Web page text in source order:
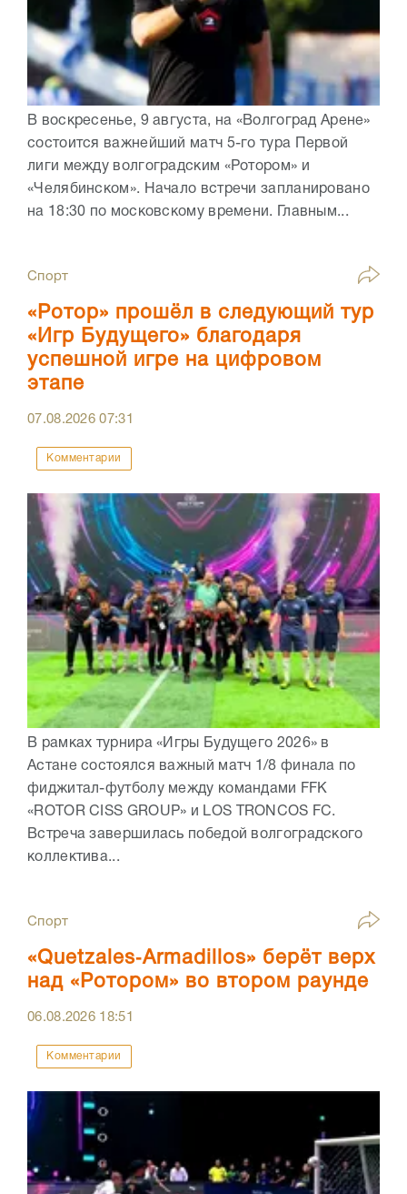
В воскресенье, 9 августа, на «Волгоград Арене»
состоится важнейший матч 5-го тура Первой
лиги между волгоградским «Ротором» и
«Челябинском». Начало встречи запланировано
на 18:30 по московскому времени. Главным...
Спорт
«Ротор» прошёл в следующий тур
«Игр Будущего» благодаря
успешной игре на цифровом
этапе
07.08.202607:31
Комментарии
В рамках турнира «Игры Будущего 2026» в
Астане состоялся важный матч 1/8 финала по
фиджитал-футболу между командами FFK
«ROTOR CISS GROUP» и LOS TRONCOS FC.
Встреча завершилась победой волгоградского
коллектива...
Спорт
«Quetzales‑Armadillos» берёт верх
над «Ротором» во втором раунде
06.08.2026 18:51
Комментарии